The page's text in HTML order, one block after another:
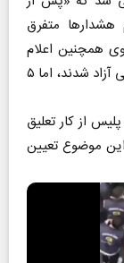
هشدار‌ها متفرق
همچنین اعلام
کرد که ۳۸ نفر از بازداشت‌شدگان پس از شناسایی آزاد شدند، اما ۵
«در این رابطه ۲ نیروی پلیس از کار تعلیق
موضوع تعیین